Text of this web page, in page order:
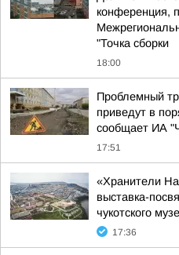
конференция,
"Точка сборки
18:00
Проблемный
приведут в
сообщает ИА
17:51
«Хранители
выставка-
чукотского
17:36